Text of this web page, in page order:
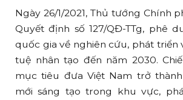
Ngày 26/1/2021, Thủ tướng Chính
Quyết định số 127/QĐ-TTg, phê
quốc gia về nghiên cứu, phát
tuệ nhân tạo đến năm 2030.
mục tiêu đưa Việt Nam trở
mới sáng tạo trong khu vực,